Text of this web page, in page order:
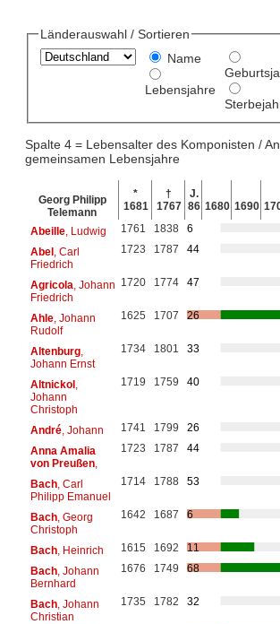
Länderauswahl / Sortieren
Name
Lebensjahre
Spalte 4 = Lebensalter des Komponisten /
gemeinsamen Lebensjahre
Georg Philipp
Telemann
*
1681
†
1767
J.
86 1680 1690
Abeille, Ludwig 1761 1838
6
Abel, Carl
Friedrich
1723 1787 44
Agricola , Johann
Friedrich
1720 1774 47
Ahle, Johann
Rudolf
1625 1707 26
Altenburg,
Johann Ernst
1734 1801 33
Altnickol,
Johann
Christoph
1719 1759 40
André, Johann 1741 1799
26
Anna Amalia
von Preußen,
1723 1787 44
Bach, Carl
Philipp Emanuel
1714 1788 53
Bach, Georg
Christoph
1642 1687 6
Bach, Heinrich 1615 1692
11
Bach, Johann
Bernhard
1676 1749 68
Bach, Johann
Christian
1735 1782 32